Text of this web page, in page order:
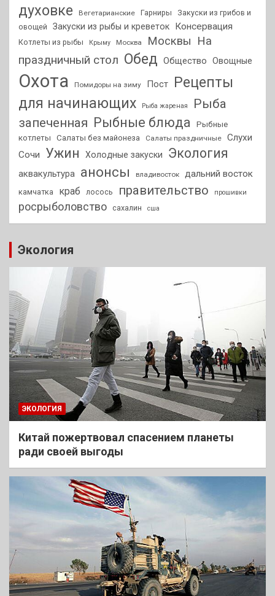
духовке
Вегетарианские Гарниры
Закуски из грибов и
овощей
Закуски из рыбы и креветок Консервация
Котлеты из рыбы Крыму Москва Москвы На
праздничный стол Обед Общество Овощные
Охота Помидоры на зиму Пост
Рецепты
для начинающих
Рыба жареная
Рыба
запеченная Рыбные блюда
Рыбные
котлеты
Салаты без майонеза Салаты праздничные
Слухи
Сочи
Ужин Холодные закуски Экология
аквакультура анонсы владивосток дальний восток
камчатка краб лосось правительство прошивки
росрыболовство сахалин сша
Экология
ЭКОЛОГИЯ
Китай пожертвовал спасением планеты
ради своей выгоды